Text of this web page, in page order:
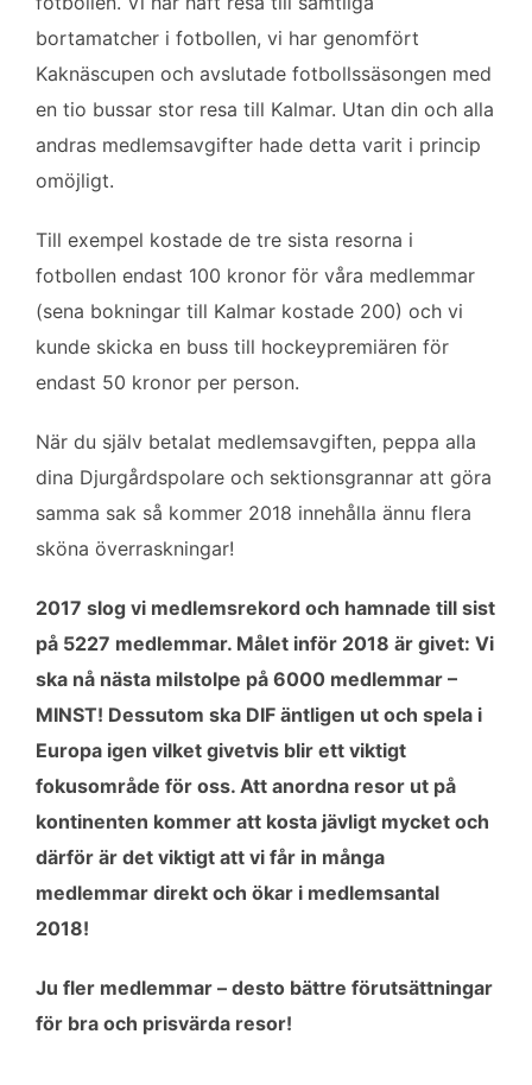
bortamatcher i fotbollen, vi har genomfört
Kaknäscupen och avslutade fotbollssäsongen med
en tio bussar stor resa till Kalmar. Utan din och alla
andras medlemsavgifter hade detta varit i princip
omöjligt.
Till exempel kostade de tre sista resorna i
fotbollen endast 100 kronor för våra medlemmar
(sena bokningar till Kalmar kostade 200) och vi
kunde skicka en buss till hockeypremiären för
endast 50 kronor per person.
När du själv betalat medlemsavgiften, peppa alla
dina Djurgårdspolare och sektionsgrannar att göra
samma sak så kommer 2018 innehålla ännu flera
sköna överraskningar!
2017 slog vi medlemsrekord och hamnade till sist
på 5227 medlemmar. Målet inför 2018 är givet: Vi
ska nå nästa milstolpe på 6000 medlemmar –
MINST! Dessutom ska DIF äntligen ut och spela i
Europa igen vilket givetvis blir ett viktigt
fokusområde för oss. Att anordna resor ut på
kontinenten kommer att kosta jävligt mycket och
därför är det viktigt att vi får in många
medlemmar direkt och ökar i medlemsantal
2018!
Ju fler medlemmar – desto bättre förutsättningar
för bra och prisvärda resor!